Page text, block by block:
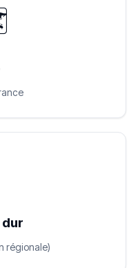
dur
régionale)